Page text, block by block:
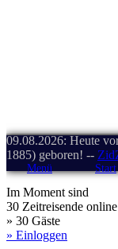
09.08.2026: Heute
1885) geboren! --
Menü Start
Im Moment sind
30 Zeitreisende
» 30 Gäste
» Einloggen